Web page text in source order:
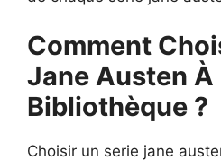
Comment
Jane Austen À
Bibliothèque ?
Choisir un serie jane